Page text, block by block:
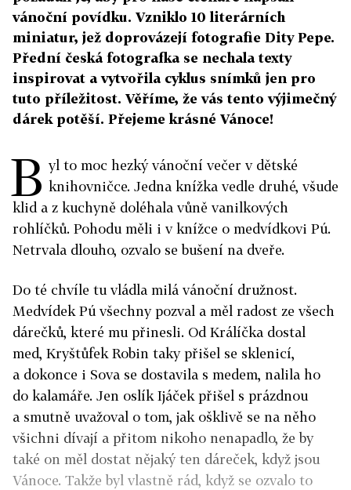
vánoční povídku. Vzniklo 10 literárních
miniatur, jež doprovázejí fotografie Dity Pepe.
Přední česká fotografka se nechala texty
inspirovat a vytvořila cyklus snímků jen pro
tuto příležitost. Věříme, že vás tento výjimečný
dárek potěší. Přejeme krásné Vánoce!
B yl to moc hezký vánoční večer v dětské
knihovničce. Jedna knížka vedle druhé, všude
klid a z kuchyně doléhala vůně vanilkových
rohlíčků. Pohodu měli i v knížce o medvídkovi Pú.
Netrvala dlouho, ozvalo se bušení na dveře.
Do té chvíle tu vládla milá vánoční družnost.
Medvídek Pú všechny pozval a měl radost ze všech
dárečků, které mu přinesli. Od Králíčka dostal
med, Kryštůfek Robin taky přišel se sklenicí,
a dokonce i Sova se dostavila s medem, nalila ho
do kalamáře. Jen oslík Ijáček přišel s prázdnou
a smutně uvažoval o tom, jak ošklivě se na něho
všichni dívají a přitom nikoho nenapadlo, že by
také on měl dostat nějaký ten dáreček, když jsou
Vánoce. Takže byl vlastně rád, když se ozvalo to